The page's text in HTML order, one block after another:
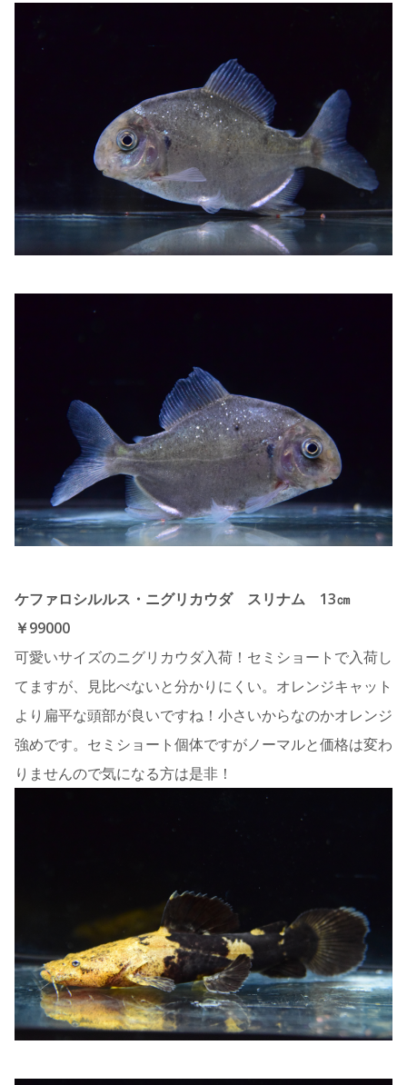
ケファロシルルス・ニグリカウダ スリナム 13㎝
￥99000
可愛いサイズのニグリカウダ入荷！セミショートで入荷し
てますが、見比べないと分かりにくい。オレンジキャット
より扁平な頭部が良いですね！小さいからなのかオレンジ
強めです。セミショート個体ですがノーマルと価格は変わ
りませんので気になる方は是非！